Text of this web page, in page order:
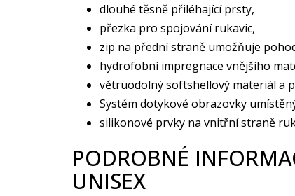
dlouhé těsně přiléhající prsty,
přezka pro spojování rukavic,
zip na přední straně umožňuje
hydrofobní impregnace vnějšího
větruodolný softshellový materiál a
Systém dotykové obrazovky
silikonové prvky na vnitřní straně
PODROBNÉ
UNISEX